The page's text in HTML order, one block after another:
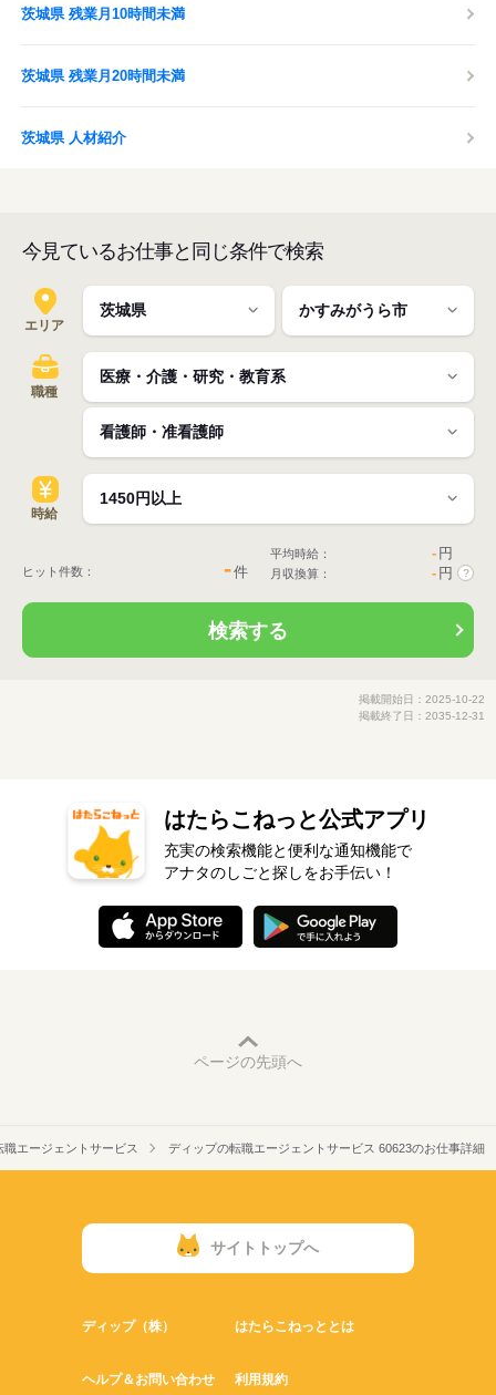
茨城県 残業月10時間未満
茨城県 残業月20時間未満
茨城県 人材紹介
今見ているお仕事と同じ条件で検索
エリア
職種
時給
ヒット件数： -件
平均時給： - 円
月収換算： - 円 ?
検索する
掲載開始日：2025-10-22
掲載終了日：2035-12-31
はたらこねっと公式アプリ
充実の検索機能と便利な通知機能で
アナタのしごと探しをお手伝い！
ページの先頭へ
職エージェントサービス ディップの転職エージェントサービス 60623のお仕事詳細
サイトトップへ
ディップ（株） はたらこねっととは
ヘルプ＆お問い合わせ 利用規約